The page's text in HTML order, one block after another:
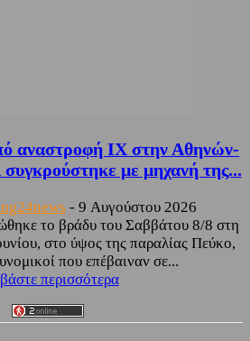
αναστροφή ΙΧ στην Αθηνών-
συγκρούστηκε με μηχανή της...
- 9 Αυγούστου 2026
το βράδυ του Σαββάτου 8/8 στη
στο ύψος της παραλίας Πεύκο,
που επέβαιναν σε...
περισσότερα